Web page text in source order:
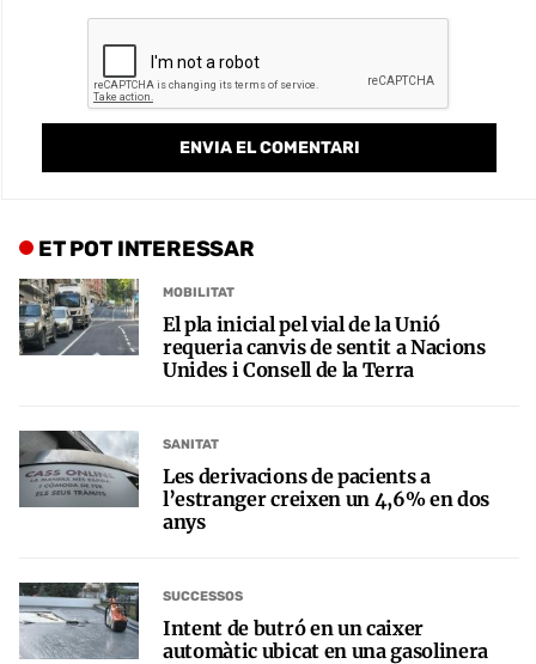
ET POT INTERESSAR
MOBILITAT
El pla inicial pel vial de la Unió
requeria canvis de sentit a Nacions
Unides i Consell de la Terra
SANITAT
Les derivacions de pacients a
l’estranger creixen un 4,6% en dos
anys
SUCCESSOS
Intent de butró en un caixer
automàtic ubicat en una gasolinera